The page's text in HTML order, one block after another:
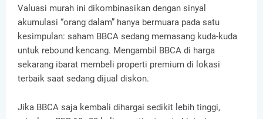
Valuasi murah ini dikombinasikan dengan sinyal
akumulasi “orang dalam” hanya bermuara pada satu
kesimpulan: saham BBCA sedang memasang kuda-kuda
untuk rebound kencang. Mengambil BBCA di harga
sekarang ibarat membeli properti premium di lokasi
terbaik saat sedang dijual diskon.
Jika BBCA saja kembali dihargai sedikit lebih tinggi,